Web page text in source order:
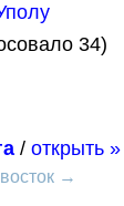
34)
/ открыть »
→